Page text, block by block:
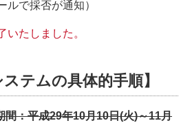
ルで採否が通知）
たしました。
ステムの具体的手順】
間：平成29年10月10日(火)～11月